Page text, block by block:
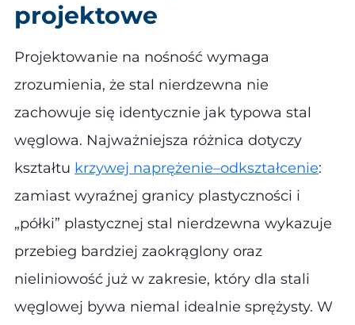
projektowe
Projektowanie na nośność wymaga
zrozumienia, że stal nierdzewna nie
zachowuje się identycznie jak typowa stal
węglowa. Najważniejsza różnica dotyczy
kształtu krzywej naprężenie–odkształcenie:
zamiast wyraźnej granicy plastyczności i
„półki” plastycznej stal nierdzewna wykazuje
przebieg bardziej zaokrąglony oraz
nieliniowość już w zakresie, który dla stali
węglowej bywa niemal idealnie sprężysty. W